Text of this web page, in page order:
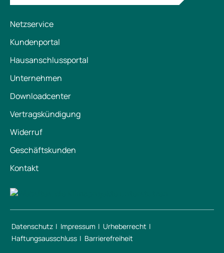
Netzservice
Kundenportal
Hausanschlussportal
Unternehmen
Downloadcenter
Vertragskündigung
Widerruf
Geschäftskunden
Kontakt
Datenschutz Impressum
Urheberrecht
Haftungsausschluss
Barrierefreiheit